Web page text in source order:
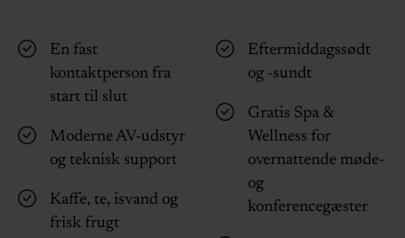
En fast
kontaktperson fra
start til slut
Moderne AV-udstyr
og teknisk support
Kaffe, te, isvand og
frisk frugt
Eftermiddagssødt
og -sundt
Gratis Spa &
Wellness for
overnattende møde-
og
konferencegæster